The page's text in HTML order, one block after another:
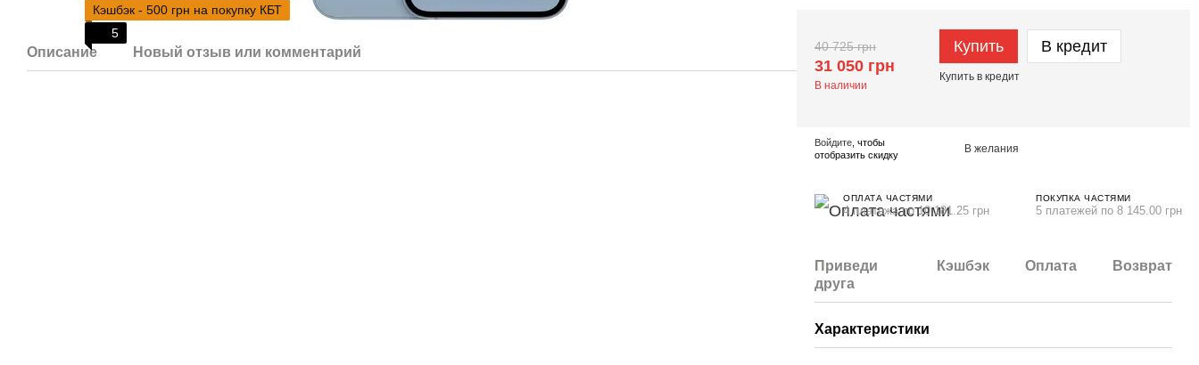
Кэшбэк - 500 грн на покупку КБТ
5
Описание Новый отзыв или комментарий 40 725 грн
31 050 грн
В наличии
Купить В кредит
Купить в кредит
Войдите , чтобы
отобразить скидку
В желания
ОПЛАТА ЧАСТЯМИ
4 платежа по 10 181.25 грн
ПОКУПКА ЧАСТЯМИ
5 платежей по 8 145.00 грн
Приведи
друга
Кэшбэк Оплата Возврат
Характеристики